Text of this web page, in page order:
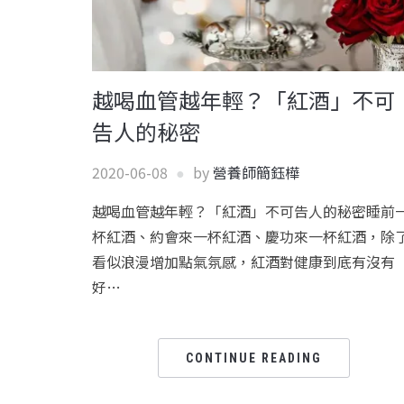
越喝血管越年輕？「紅酒」不可
告人的秘密
2020-06-08 by營養師簡鈺樺
越喝血管越年輕？「紅酒」不可告人的秘密睡前
杯紅酒、約會來一杯紅酒、慶功來一杯紅酒，除
看似浪漫增加點氣氛感，紅酒對健康到底有沒有
好…
CONTINUE READING